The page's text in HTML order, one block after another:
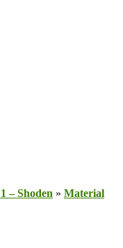
– Shoden » Material